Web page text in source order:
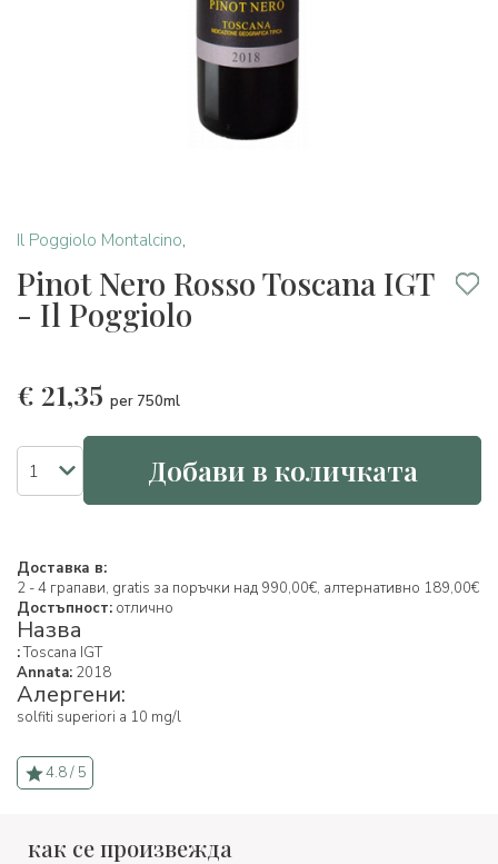
Il Poggiolo Montalcino,
Pinot Nero Rosso Toscana IGT
- Il Poggiolo
€ 21,35 per 750ml
Добави в количката
Доставка в:
2 - 4 грапави, gratis за поръчки над 990,00€, алтернативно 189,00€
Достъпност: отлично
Назва
:Toscana IGT
Annata: 2018
Алергени:
solfiti superiori a 10 mg/l
4.8 / 5
как се произвежда